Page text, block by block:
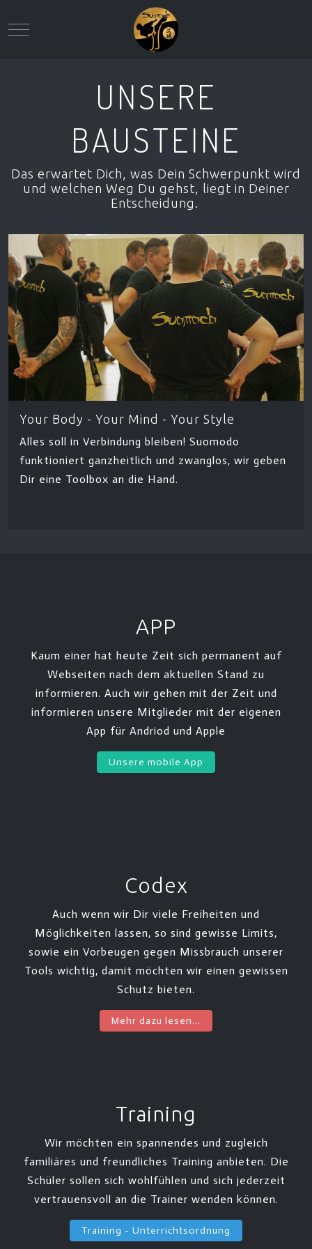
Mobile Menu Toggle
UNSERE
BAUSTEINE
Das erwartet Dich, was Dein Schwerpunkt wird
und welchen Weg Du gehst, liegt in Deiner
Entscheidung.
Your Body - Your Mind - Your Style
Alles soll in Verbindung bleiben! Suomodo
funktioniert ganzheitlich und zwanglos, wir geben
Dir eine Toolbox an die Hand.
APP
Kaum einer hat heute Zeit sich permanent auf
Webseiten nach dem aktuellen Stand zu
informieren. Auch wir gehen mit der Zeit und
informieren unsere Mitglieder mit der eigenen
App für Andriod und Apple
Unsere mobile App
Codex
Auch wenn wir Dir viele Freiheiten und
Möglichkeiten lassen, so sind gewisse Limits,
sowie ein Vorbeugen gegen Missbrauch unserer
Tools wichtig, damit möchten wir einen gewissen
Schutz bieten.
Mehr dazu lesen...
Training
Wir möchten ein spannendes und zugleich
familiäres und freundliches Training anbieten. Die
Schüler sollen sich wohlfühlen und sich jederzeit
vertrauensvoll an die Trainer wenden können.
Training - Unterrichtsordnung